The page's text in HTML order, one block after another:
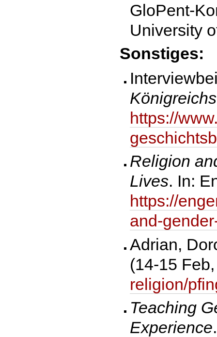
GloPent-
University
Sonstiges:
https://
Religion
Lives. In:
https://
and-
Adrian,
(14-15
religion/
Teaching
Experience